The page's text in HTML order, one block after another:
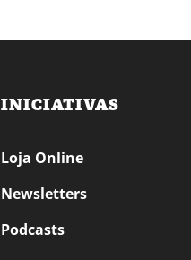
INICIATIVAS
Loja Online
Newsletters
Podcasts